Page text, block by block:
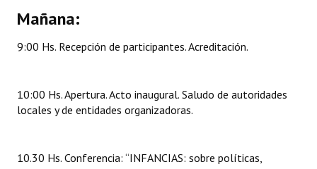
Mañana:
9:00 Hs. Recepción de participantes. Acreditación.
10:00 Hs. Apertura. Acto inaugural. Saludo de autoridades
locales y de entidades organizadoras.
10.30 Hs. Conferencia: “INFANCIAS: sobre políticas,